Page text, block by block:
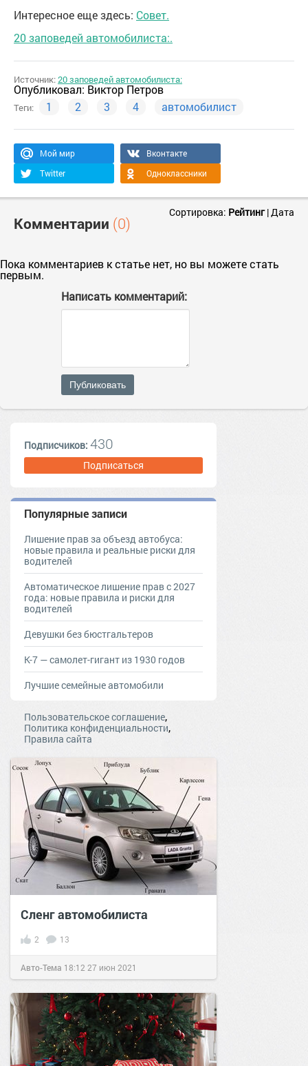
Интересное еще здесь: Совет.
20 заповедей автомобилиста:.
Источник:20 заповедей автомобилиста:
Опубликовал: Виктор Петров
Теги: 1 2 3 4 автомобилист
Мой мир
Вконтакте
Twitter
Одноклассники
Комментарии (0)
Сортировка: Рейтинг|Дата
Пока комментариев к статье нет, но вы можете стать
первым.
Написать комментарий:
Публиковать
Подписчиков: 430
Подписаться
Популярные записи
Лишение прав за объезд автобуса:
новые правила и реальные риски для
водителей
Автоматическое лишение прав с 2027
года: новые правила и риски для
водителей
Девушки без бюстгальтеров
К-7 — самолет-гигант из 1930 годов
Лучшие семейные автомобили
Пользовательское соглашение,
Политика конфиденциальности,
Правила сайта
Сленг автомобилиста
2 13
Авто-Тема 18:12 27 июн 2021